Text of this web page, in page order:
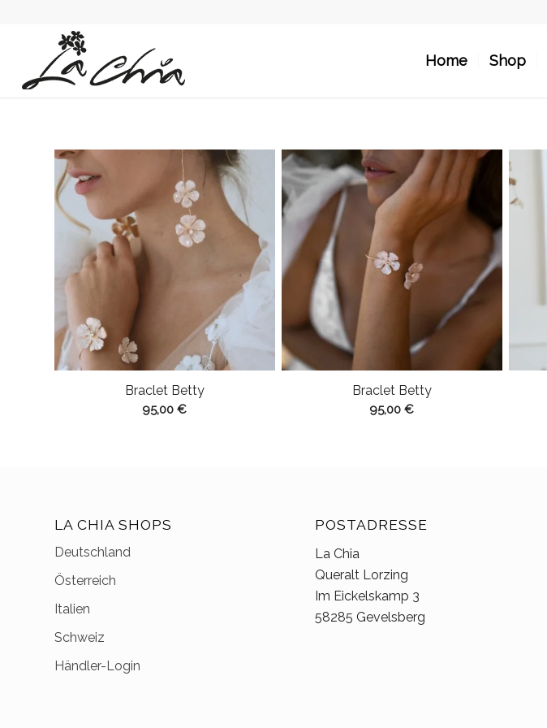
Home Shop
Braclet Betty
95,00€
Braclet Betty
95,00€
LA CHIA SHOPS
Deutschland
Österreich
Italien
Schweiz
Händler-Login
POSTADRESSE
La Chia
Queralt Lorzing
Im Eickelskamp 3
58285 Gevelsberg